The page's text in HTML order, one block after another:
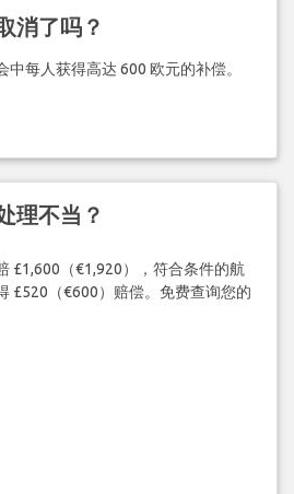
消了吗？
每人获得高达 600 欧元的补偿。
理不当？
£1,600（€1,920），符合条件的航
£520（€600）赔偿。免费查询您的